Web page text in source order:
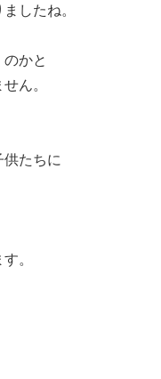
したね。
かと
ん。
たちに
。